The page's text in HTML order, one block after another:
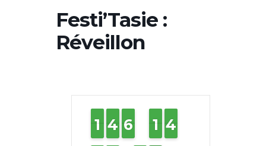
Festi’Tasie :
Réveillon
1
1
1
1 3
3
4
4 5
5
6
6 1
1
1
1 3
3
4
4